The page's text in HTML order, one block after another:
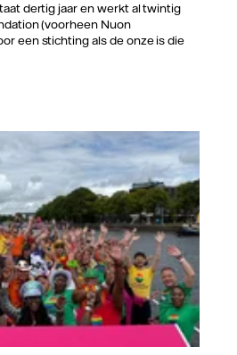
dertig jaar en werkt al twintig
(voorheen Nuon
een stichting als de onze is die